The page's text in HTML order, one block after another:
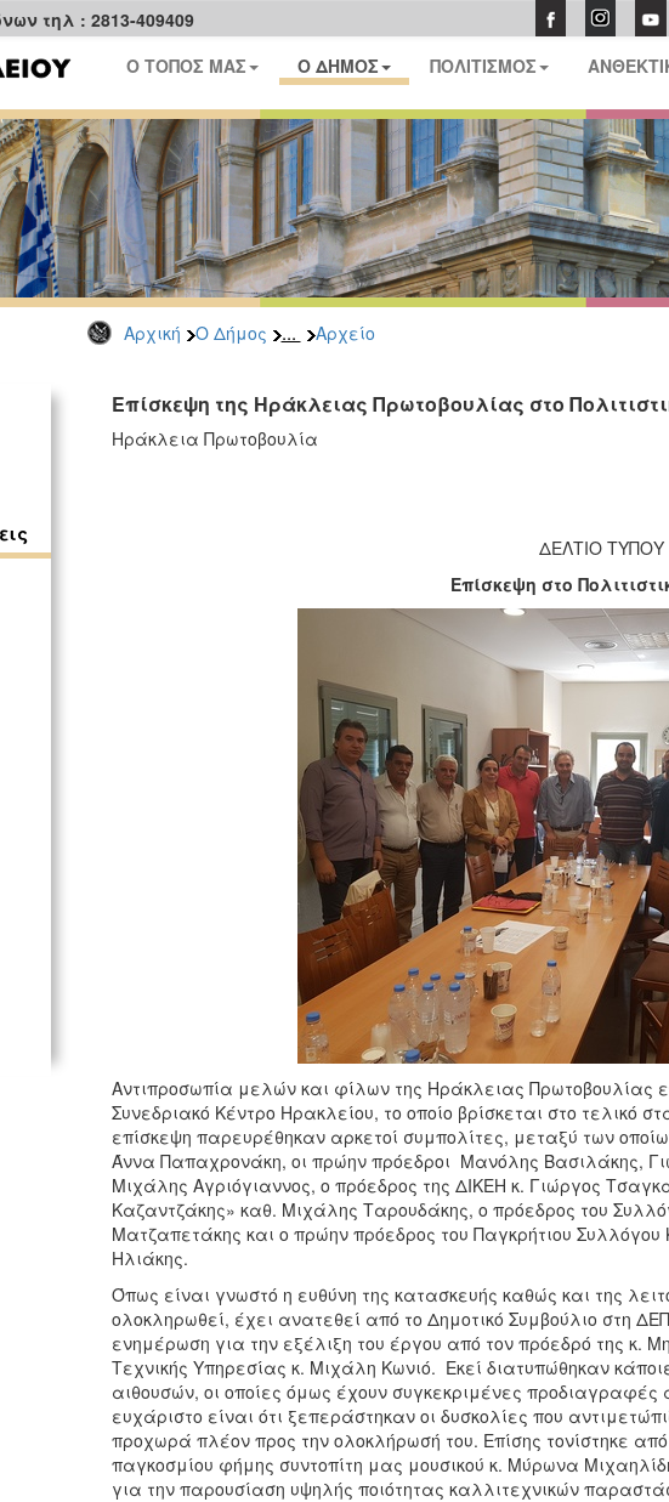
τηλ : 2813-409409
Ο ΤΟΠΟΣ ΜΑΣ Ο ΔΗΜΟΣ ΠΟΛΙΤΙΣΜΟΣ
Αρχική Ο Δήμος ... Αρχείο
Επίσκεψη της Ηράκλειας Πρωτοβουλίας στο
Ηράκλεια Πρωτοβουλία
ΔΕΛΤΙΟ ΤΥΠΟΥ
Επίσκεψη στο
Αντιπροσωπία μελών και φίλων της Ηράκλειας Πρωτοβουλίας
Συνεδριακό Κέντρο Ηρακλείου, το οποίο βρίσκεται στο τελικό
επίσκεψη παρευρέθηκαν αρκετοί συμπολίτες, μεταξύ των
Άννα Παπαχρονάκη, οι πρώην πρόεδροι Μανόλης Βασιλάκης,
Μιχάλης Αγριόγιαννος, ο πρόεδρος της ΔΙΚΕΗ κ. Γιώργος
Καζαντζάκης» καθ. Μιχάλης Ταρουδάκης, ο πρόεδρος του
Ματζαπετάκης και ο πρώην πρόεδρος του Παγκρήτιου Συλλόγου
Ηλιάκης.
Όπως είναι γνωστό η ευθύνη της κατασκευής καθώς και της
ολοκληρωθεί, έχει ανατεθεί από το Δημοτικό Συμβούλιο στη
ενημέρωση για την εξέλιξη του έργου από τον πρόεδρό της κ.
Τεχνικής Υπηρεσίας κ. Μιχάλη Κωνιό. Εκεί διατυπώθηκαν
αιθουσών, οι οποίες όμως έχουν συγκεκριμένες
ευχάριστο είναι ότι ξεπεράστηκαν οι δυσκολίες που
προχωρά πλέον προς την ολοκλήρωσή του. Επίσης τονίστηκε
παγκοσμίου φήμης συντοπίτη μας μουσικού κ. Μύρωνα
για την παρουσίαση υψηλής ποιότητας καλλιτεχνικών